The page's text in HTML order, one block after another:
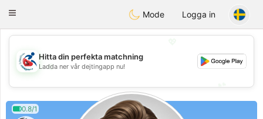
Handi Space
Toggle
Mode Logga in
💖
💕
Hitta din perfekta matchning
Ladda ner vår dejtingapp nu!
0.8/1